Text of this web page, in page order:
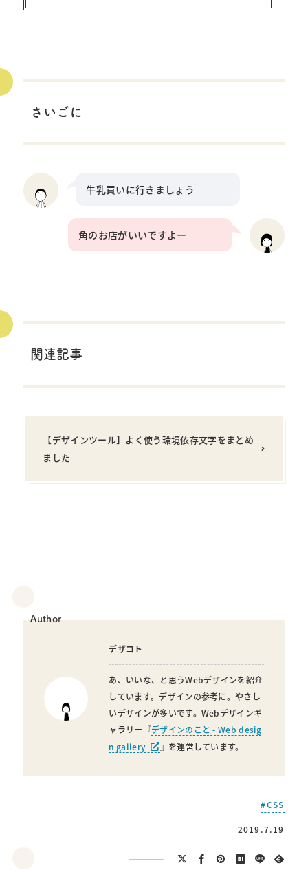
さいごに
牛乳買いに行きましょう
角のお店がいいですよー
関連記事
【デザインツール】よく使う環境依存文字をまとめ
ました
Author
デザコト
あ、いいな、と思うWebデザインを紹介
しています。デザインの参考に。やさし
いデザインが多いです。Webデザインギ
ャラリー『デザインのこと - Web desig
n gallery
』を運営しています。
CSS
2019.7.19